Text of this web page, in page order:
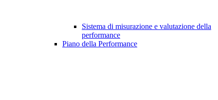
Sistema di misurazione e valutazione della
performance
Piano della Performance